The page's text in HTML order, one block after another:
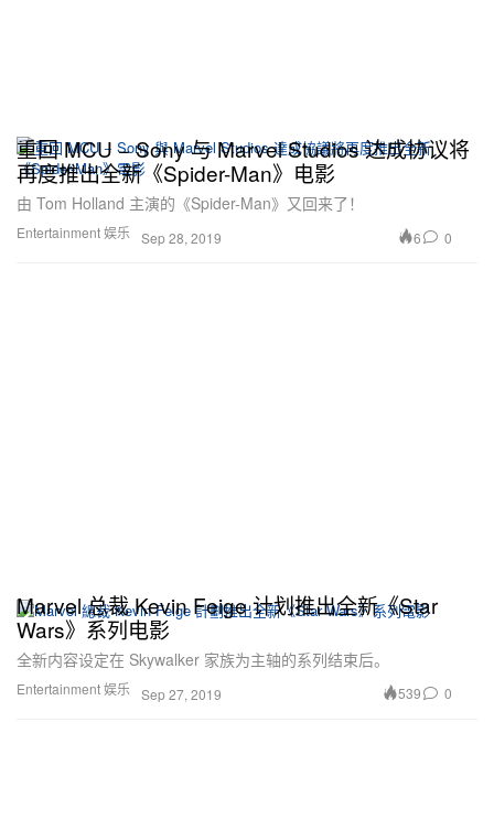
Entertainment 娱乐
重回 MCU − Sony 与 Marvel Studios 达成协议将
再度推出全新《Spider-Man》电影
由 Tom Holland 主演的《Spider-Man》又回来了！
Sep 28, 2019 6 0
Entertainment 娱乐
Marvel 总裁 Kevin Feige 计划推出全新《Star
Wars》系列电影
全新内容设定在 Skywalker 家族为主轴的系列结束后。
Sep 27, 2019 539 0